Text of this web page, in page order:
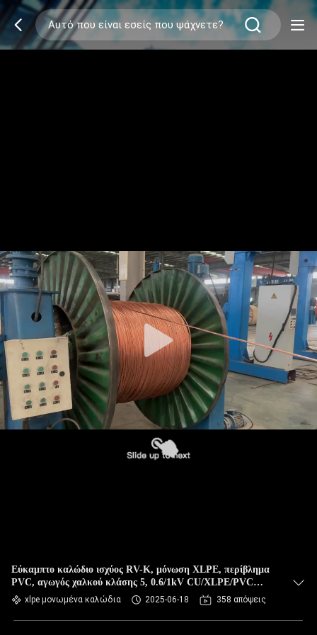
Εύκαμπτο καλώδιο ισχύος RV-K, μόνωση XLPE, περίβλημα
PVC, αγωγός χαλκού κλάσης 5, 0.6/1kV CU/XLPE/PVC
3x35mm2
xlpe μονωμένα καλώδια 2025-06-18 358 απόψεις